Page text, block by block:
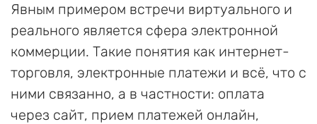
Явным примером встречи виртуального и
реального является сфера электронной
коммерции. Такие понятия как интернет-
торговля, электронные платежи и всё, что с
ними связанно, а в частности: оплата
через сайт, прием платежей онлайн,